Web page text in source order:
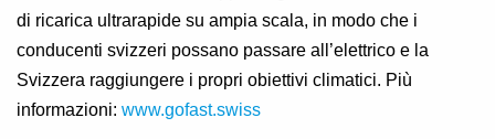
di ricarica ultrarapide su ampia scala, in modo che i
conducenti svizzeri possano passare all’elettrico e la
Svizzera raggiungere i propri obiettivi climatici. Più
informazioni: www.gofast.swiss